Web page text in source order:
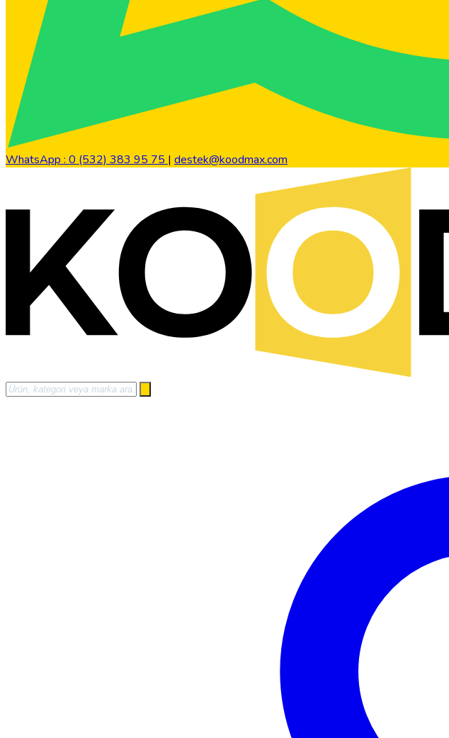
WhatsApp : 0 (532) 383 95 75 | destek@koodmax.com